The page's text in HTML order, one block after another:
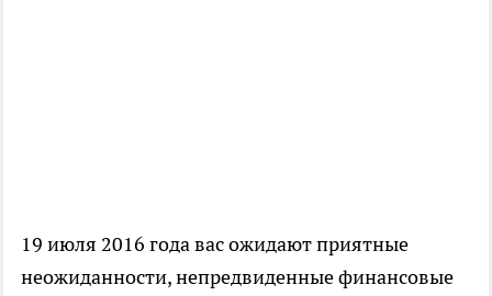
19 июля 2016 года вас ожидают приятные
неожиданности, непредвиденные финансовые